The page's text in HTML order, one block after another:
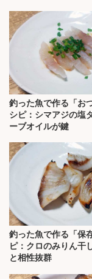
釣った魚で作る「お
シピ：シマアジの塩
ーブオイルが鍵
釣った魚で作る「保
ピ：クロのみりん
と相性抜群